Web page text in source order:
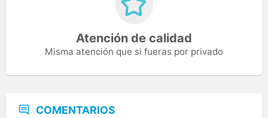
Atención de calidad
Misma atención que si fueras por privado
COMENTARIOS